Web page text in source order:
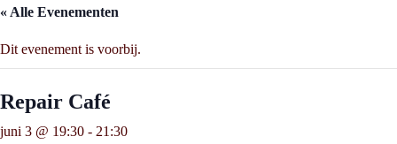
« Alle Evenementen
Dit evenement is voorbij.
Repair Café
juni 3 @ 19:30 - 21:30